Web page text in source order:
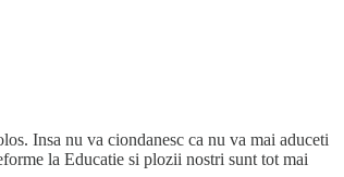
Insa nu va ciondanesc ca nu va mai aduceti
la Educatie si plozii nostri sunt tot mai